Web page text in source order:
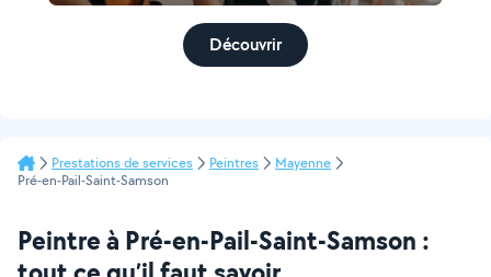
Découvrir
Prestations de services Peintres
Mayenne
Pré-en-Pail-Saint-Samson
Peintre à Pré-en-Pail-Saint-Samson :